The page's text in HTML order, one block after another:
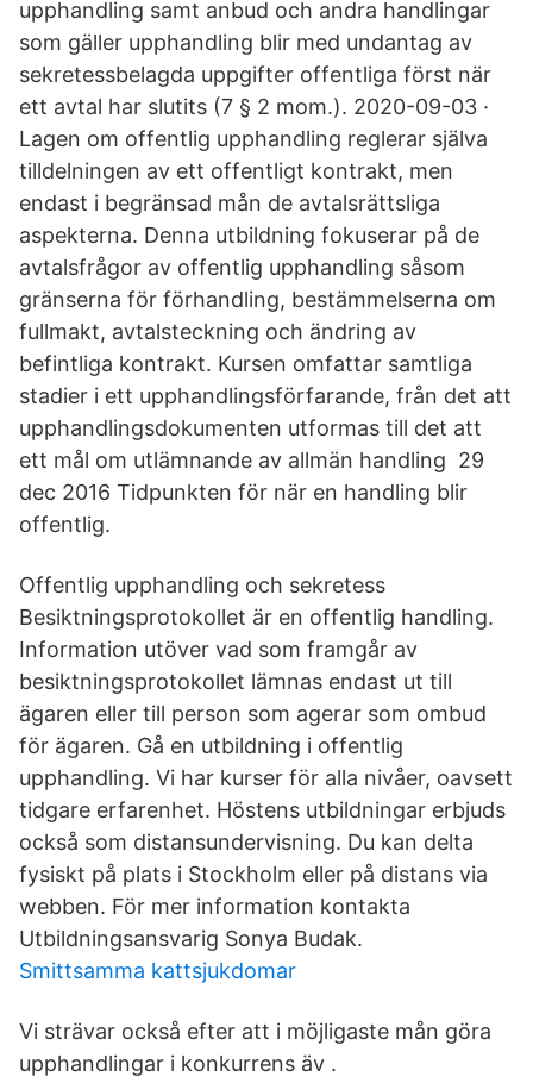
upphandling samt anbud och andra handlingar
som gäller upphandling blir med undantag av
sekretessbelagda uppgifter offentliga först när
ett avtal har slutits (7 § 2 mom.). 2020-09-03 ·
Lagen om offentlig upphandling reglerar själva
tilldelningen av ett offentligt kontrakt, men
endast i begränsad mån de avtalsrättsliga
aspekterna. Denna utbildning fokuserar på de
avtalsfrågor av offentlig upphandling såsom
gränserna för förhandling, bestämmelserna om
fullmakt, avtalsteckning och ändring av
befintliga kontrakt. Kursen omfattar samtliga
stadier i ett upphandlingsförfarande, från det att
upphandlingsdokumenten utformas till det att
ett mål om utlämnande av allmän handling 29
dec 2016 Tidpunkten för när en handling blir
offentlig.
Offentlig upphandling och sekretess
Besiktningsprotokollet är en offentlig handling.
Information utöver vad som framgår av
besiktningsprotokollet lämnas endast ut till
ägaren eller till person som agerar som ombud
för ägaren. Gå en utbildning i offentlig
upphandling. Vi har kurser för alla nivåer, oavsett
tidgare erfarenhet. Höstens utbildningar erbjuds
också som distansundervisning. Du kan delta
fysiskt på plats i Stockholm eller på distans via
webben. För mer information kontakta
Utbildningsansvarig Sonya Budak.
Smittsamma kattsjukdomar
Vi strävar också efter att i möjligaste mån göra
upphandlingar i konkurrens äv .